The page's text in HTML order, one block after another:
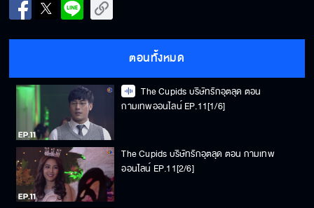
ตอนทั้งหมด
The Cupids บริษัทรักอุตลุด ตอน
กามเทพออนไลน์ EP.11[1/6]
The Cupids บริษัทรักอุตลุด ตอน กามเทพ
ออนไลน์ EP.11[2/6]